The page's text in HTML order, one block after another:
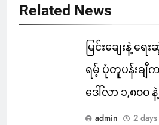
Related News
မြင်းချေးနဲ့
ရမ့် ပုံတူပန်းချီက
ဒေါ်လာ ၁,၈၀၀
admin 2